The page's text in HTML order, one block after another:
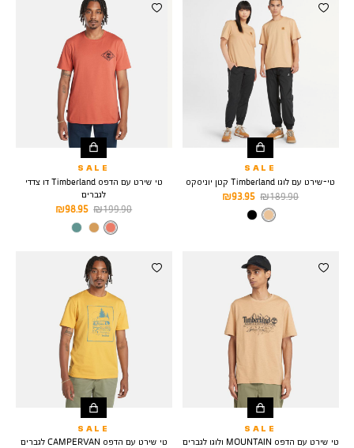
SALE
טי-שירט עם לוגו Timberland קטן יוניסקס
מחיר
מוצר
93.95 ₪
מחיר
189.90 ₪
צבע
LIGHT
SALE
טי שירט עם הדפס Timberland דו צדדי
לגברים
מחיר
מוצר
98.95 ₪
מחיר
רגיל
199.90 ₪
צבע
SIENNA-
SALE
טי שירט עם הדפס MOUNTAIN ולוגו לגברים
SALE
טי שירט עם הדפס CAMPERVAN לגברים